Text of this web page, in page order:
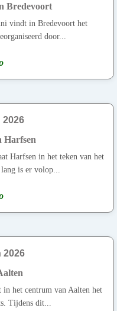
Bredevoort
vindt in Bredevoort het
door...
2026
Harfsen
Harfsen in het teken van het
is er volop...
2026
het centrum van Aalten het
Tijdens dit...